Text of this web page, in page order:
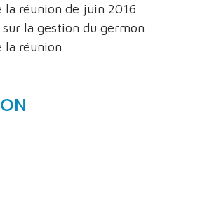
la réunion de juin 2016
la gestion du germon
la réunion